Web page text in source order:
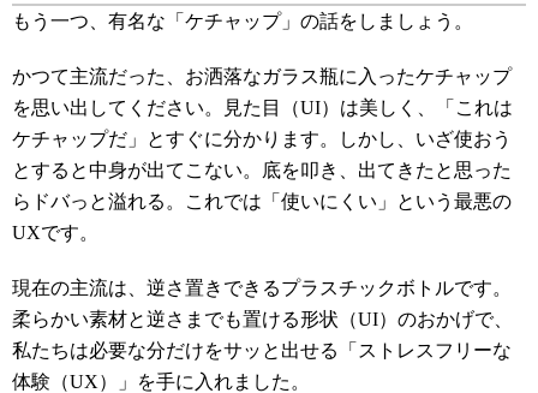
もう一つ、有名な「ケチャップ」の話をしましょう。
かつて主流だった、お洒落なガラス瓶に入ったケチャップ
を思い出してください。見た目（UI）は美しく、「これは
ケチャップだ」とすぐに分かります。しかし、いざ使おう
とすると中身が出てこない。底を叩き、出てきたと思った
らドバっと溢れる。これでは「使いにくい」という最悪の
UXです。
現在の主流は、逆さ置きできるプラスチックボトルです。
柔らかい素材と逆さまでも置ける形状（UI）のおかげで、
私たちは必要な分だけをサッと出せる「ストレスフリーな
体験（UX）」を手に入れました。